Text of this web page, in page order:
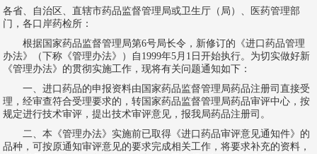
各省、自治区、直辖市药品监督管理局或卫生厅（局）、医药管理部
门，各口岸药检所：
根据国家药品监督管理局第6号局长令，新修订的《进口药品管理
办法》（下称《管理办法》）自1999年5月1日开始执行。为切实做好新
《管理办法》的贯彻实施工作，现将有关问题通知如下：
一、进口药品的申报资料由国家药品监督管理局药品注册司直接受
理，经审查符合受理要求的，转国家药品监督管理局药品审评中心，按
规定进行技术审评，提出技术审评意见，报我局药品注册司。
二、本《管理办法》实施前已取得《进口药品审评意见通知件》的
品种，可按原通知审评意见的要求完成相关工作，将要求补充的资料，